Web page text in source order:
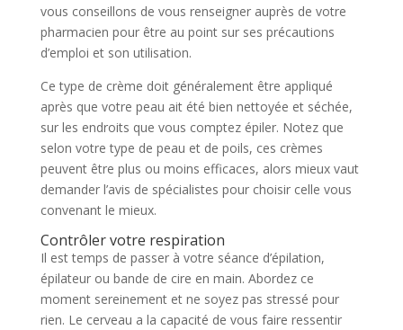
vous conseillons de vous renseigner auprès de votre
pharmacien pour être au point sur ses précautions
d’emploi et son utilisation.
Ce type de crème doit généralement être appliqué
après que votre peau ait été bien nettoyée et séchée,
sur les endroits que vous comptez épiler. Notez que
selon votre type de peau et de poils, ces crèmes
peuvent être plus ou moins efficaces, alors mieux vaut
demander l’avis de spécialistes pour choisir celle vous
convenant le mieux.
Contrôler votre respiration
Il est temps de passer à votre séance d’épilation,
épilateur ou bande de cire en main. Abordez ce
moment sereinement et ne soyez pas stressé pour
rien. Le cerveau a la capacité de vous faire ressentir